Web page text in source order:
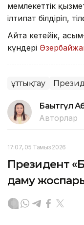
мемлекеттік
ілтипат білдіріп,
Айта кетейік,
күндері
Құттықтау
Бақытгүл
Авторлар
17:07, 05 Тамыз 2026
Президент
даму